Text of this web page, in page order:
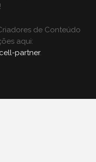
de Conteúdo
aqui:
partner.